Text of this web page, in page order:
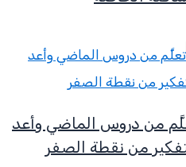
من دروس الماضي وأعد
من نقطة الصفر